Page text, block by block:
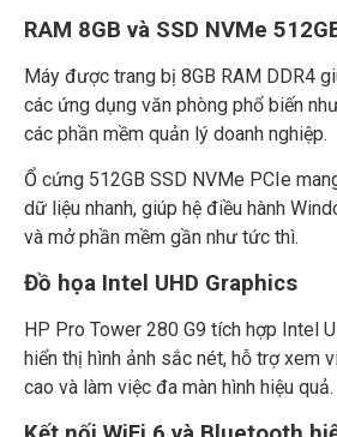
RAM 8GB và SSD NVMe
Máy được trang bị 8GB RAM DDR4
các ứng dụng văn phòng phổ biến
các phần mềm quản lý doanh nghiệp.
Ổ cứng 512GB SSD NVMe PCIe
dữ liệu nhanh, giúp hệ điều hành
và mở phần mềm gần như tức thì.
Đồ họa Intel UHD Graphics
HP Pro Tower 280 G9 tích hợp Intel
hiển thị hình ảnh sắc nét, hỗ trợ xem
cao và làm việc đa màn hình hiệu quả.